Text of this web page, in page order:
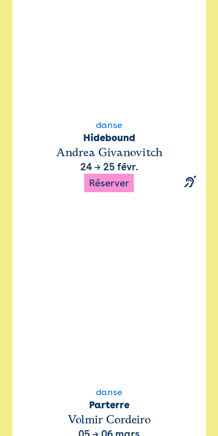
danse
Hidebound
Andrea Givanovitch
24→ 25 févr.
Réserver
danse
Parterre
Volmir Cordeiro